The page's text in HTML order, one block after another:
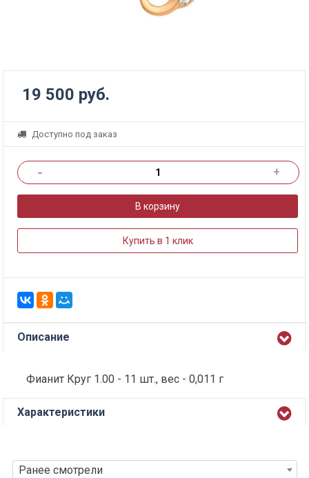
19 500 руб.
Доступно под заказ
- +
В корзину
Купить в 1 клик
Описание
Фианит Круг 1.00 - 11 шт., вес - 0,011 г
Характеристики
Ранее смотрели